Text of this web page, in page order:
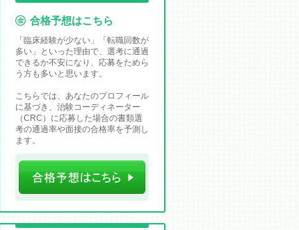
合格予想はこちら
「臨床経験が少ない」「転職回数が
多い」といった理由で、選考に通過
できるか不安になり、応募をためら
う方も多いと思います。
こちらでは、あなたのプロフィール
に基づき、治験コーディネーター
（CRC）に応募した場合の書類選
考の通過率や面接の合格率を予測し
ます。